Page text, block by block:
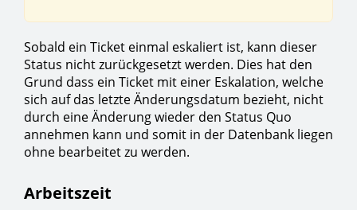
Sobald ein Ticket einmal eskaliert ist, kann dieser
Status nicht zurückgesetzt werden. Dies hat den
Grund dass ein Ticket mit einer Eskalation, welche
sich auf das letzte Änderungsdatum bezieht, nicht
durch eine Änderung wieder den Status Quo
annehmen kann und somit in der Datenbank liegen
ohne bearbeitet zu werden.
Arbeitszeit